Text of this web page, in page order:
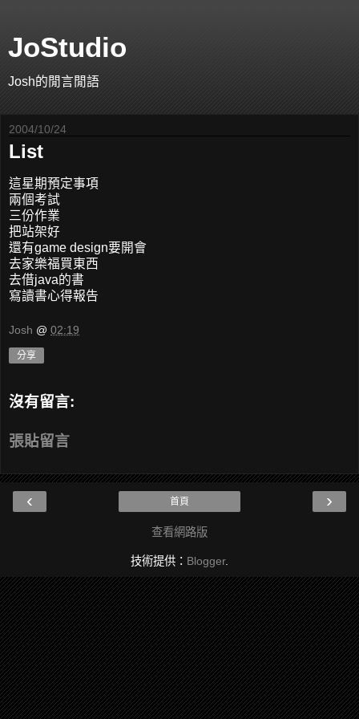
JoStudio
Josh的閒言閒語
2004/10/24
List
這星期預定事項
兩個考試
三份作業
把站架好
還有game design要開會
去家樂福買東西
去借java的書
寫讀書心得報告
Josh @ 02:19
分享
沒有留言:
張貼留言
‹ ›
首頁
查看網路版
技術提供： Blogger.